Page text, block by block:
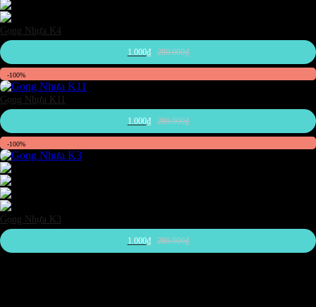
Gọng Nhựa K4
1.000₫ 280.000₫
-100%
Gọng Nhựa K11
1.000₫ 280.000₫
-100%
Gọng Nhựa K3
1.000₫ 280.000₫